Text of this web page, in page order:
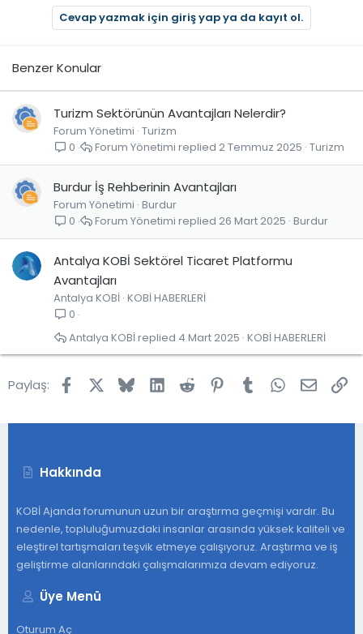
Cevap yazmak için giriş yap ya da kayıt ol.
Benzer Konular
Turizm Sektörünün Avantajları Nelerdir?
Forum Yönetimi Turizm
0
Turizm
2 Temmuz 2025
Forum Yönetimi
Burdur İş Rehberinin Avantajları
Forum Yönetimi Burdur
0
Burdur
26 Mart 2025
Forum Yönetimi
Antalya KOBİ Sektörel Ticaret Platformu
Avantajları
Antalya KOBİ KOBİ HABERLERİ
0
KOBİ HABERLERİ
4 Mart 2025
Antalya KOBİ
Paylaş: FacebookBlueskyLinkedInReddit Pinterest
Tumblr WhatsApp
E-
Hakkında
KOBİ Ajanda forumunun uzun bir araştırma geçmişi vardır. Bu
nedenle, topluluğumuzdaki insanlar arasında yüksek kaliteli ve
eleştirel tartışmaları teşvik etmeye çalışıyoruz. Araştırma ve iş
geliştirme alanlarındaki çalışmalarımıza devam ediyoruz.
Üye Menü
Oturum Aç